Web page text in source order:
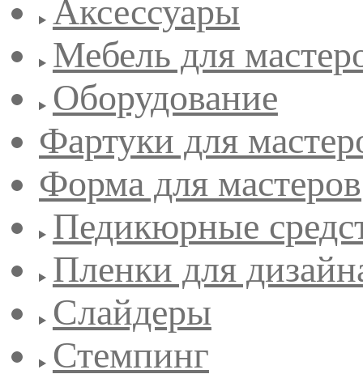
Аксессуары
Мебель для
Оборудование
Фартуки для
Форма для мастеров
Педикюрные
Пленки для
Слайдеры
Стемпинг